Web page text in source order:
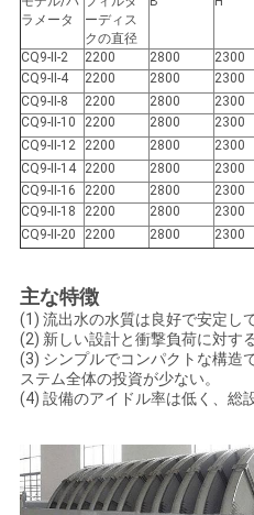
金
を
求
め
て
く
だ
さ
い
地
図
ラメータ
ーディス
クの直径
CQ9-II-2 2200 2800 2300
CQ9-II-4
2200 2800 2300
CQ9-II-8
2200 2800 2300
CQ9-II-10
2200 2800 2300
CQ9-II-12
2200 2800 2300
CQ9-II-14
2200 2800 2300
CQ9-II-16
2200 2800 2300
CQ9-II-18
2200 2800 2300
CQ9-II-20
2200 2800 2300
主な特徴
(1) 流出水の水質は良好で安定し
(2) 新しい設計と衝撃負荷に対す
(3) シンプルでコンパクトな構造
ステム全体の投資が少ない。
(4) 設備のアイドル率は低く、総